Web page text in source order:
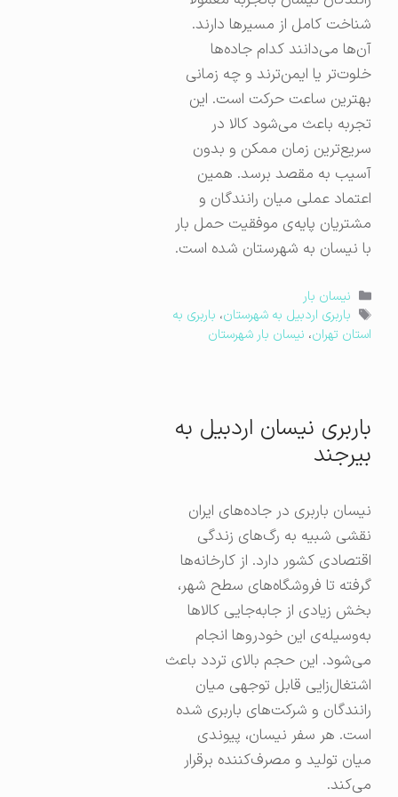
شناخت کامل از مسیرها دارند.
آن‌ها می‌دانند کدام جاده‌ها
خلوت‌تر یا ایمن‌ترند و چه زمانی
بهترین ساعت حرکت است. این
تجربه باعث می‌شود کالا در
سریع‌ترین زمان ممکن و بدون
آسیب به مقصد برسد. همین
اعتماد عملی میان رانندگان و
مشتریان پایه‌ی موفقیت حمل بار
با نیسان به شهرستان شده است.
دسته‌ها
نیسان بار
برچسب‌ها
باربری اردبیل به شهرستان،باربری به
استان تهران ،نیسان بار شهرستان
باربری نیسان اردبیل به
بیرجند
نیسان باربری در جاده‌های ایران
نقشی شبیه به رگ‌های زندگی
اقتصادی کشور دارد. از کارخانه‌ها
گرفته تا فروشگاه‌های سطح شهر،
بخش زیادی از جابه‌جایی کالاها
به‌وسیله‌ی این خودروها انجام
می‌شود. این حجم بالای تردد باعث
اشتغال‌زایی قابل توجهی میان
رانندگان و شرکت‌های باربری شده
است. هر سفر نیسان، پیوندی
میان تولید و مصرف‌کننده برقرار
می‌کند.